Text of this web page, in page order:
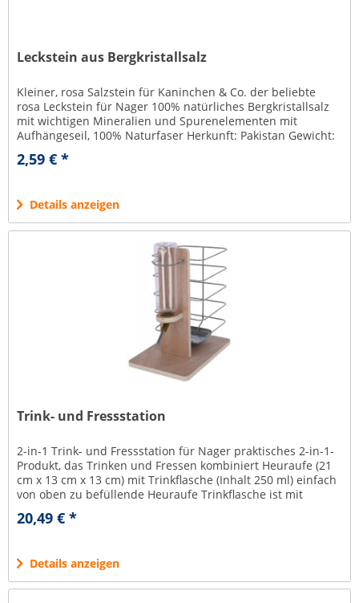
Leckstein aus Bergkristallsalz
Kleiner, rosa Salzstein für Kaninchen & Co. der beliebte
rosa Leckstein für Nager 100% natürliches Bergkristallsalz
mit wichtigen Mineralien und Spurenelementen mit
Aufhängeseil, 100% Naturfaser Herkunft: Pakistan Gewicht:
80 g Der...
2,59 € *
Details anzeigen
Trink- und Fressstation
2-in-1 Trink- und Fressstation für Nager praktisches 2-in-1-
Produkt, das Trinken und Fressen kombiniert Heuraufe (21
cm x 13 cm x 13 cm) mit Trinkflasche (Inhalt 250 ml) einfach
von oben zu befüllende Heuraufe Trinkflasche ist mit
20,49 € *
Details anzeigen